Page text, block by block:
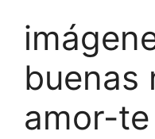
buenas
amor-